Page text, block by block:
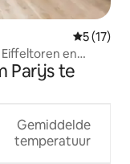
5 (17)
en
Parijs te
Gemiddelde
temperatuur